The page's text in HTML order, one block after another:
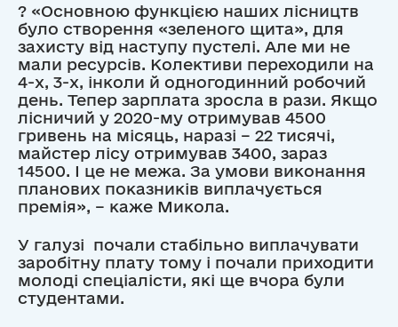
? «Основною функцією наших лісництв
було створення «зеленого щита», для
захисту від наступу пустелі. Але ми не
мали ресурсів. Колективи переходили на
4-х, 3-х, інколи й одногодинний робочий
день. Тепер зарплата зросла в рази. Якщо
лісничий у 2020-му отримував 4500
гривень на місяць, наразі – 22 тисячі,
майстер лісу отримував 3400, зараз
14500. І це не межа. За умови виконання
планових показників виплачується
премія», – каже Микола.
У галузі почали стабільно виплачувати
заробітну плату тому і почали приходити
молоді спеціалісти, які ще вчора були
студентами.